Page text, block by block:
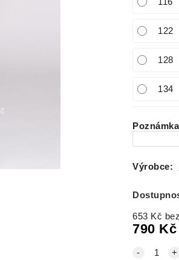
122
128
134
Poznámka
Výrobce:
653 Kč
790 Kč